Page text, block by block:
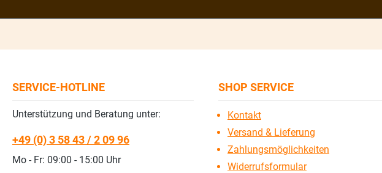
SERVICE-HOTLINE
Unterstützung und Beratung unter:
+49 (0) 3 58 43 / 2 09 96
Mo - Fr: 09:00 - 15:00 Uhr
SHOP SERVICE
Kontakt
Versand & Lieferung
Zahlungsmöglichkeiten
Widerrufsformular